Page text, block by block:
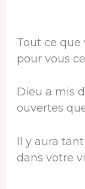
Tout ce que
pour vous
Dieu a mis
ouvertes
Il y aura
dans votre